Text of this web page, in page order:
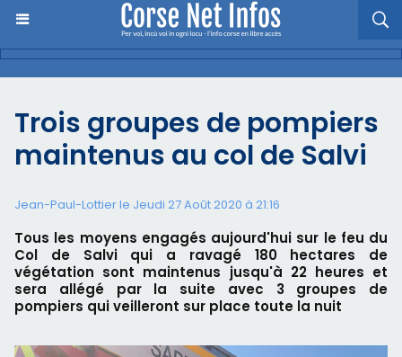
Trois groupes de pompiers
maintenus au col de Salvi
Jean-Paul-Lottier le Jeudi 27 Août 2020 à 21:16
Tous les moyens engagés aujourd'hui sur le feu du
Col de Salvi qui a ravagé 180 hectares de
végétation sont maintenus jusqu'à 22 heures et
sera allégé par la suite avec 3 groupes de
pompiers qui veilleront sur place toute la nuit